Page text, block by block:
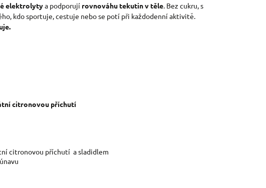
elektrolytya podporují rovnováhu tekutin v těle . Bez cukru, s
kdo sportuje, cestuje nebo se potí při každodenní aktivitě.
citronovou příchutí
citronovou příchutí a sladidlem